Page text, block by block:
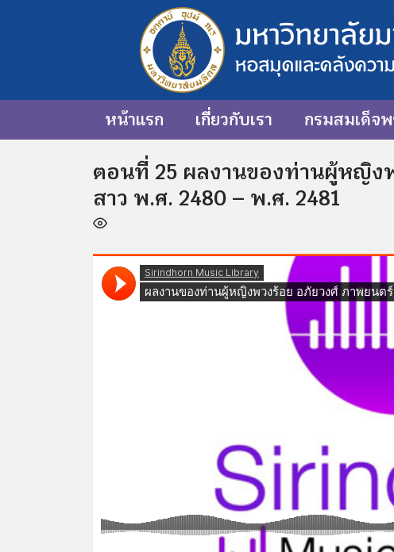
หน้าแรก เกี่ยวกับเรา กรมสมเด็จ
ตอนที่ 25 ผลงานของท่านผู้หญิงพ
สาว พ.ศ. 2480 – พ.ศ. 2481